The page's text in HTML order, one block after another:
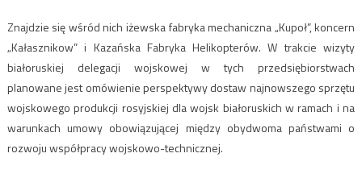
Znajdzie się wśród nich iżewska fabryka mechaniczna „Kupoł”, koncern
„Kałasznikow” i Kazańska Fabryka Helikopterów. W trakcie wizyty
białoruskiej delegacji wojskowej w tych przedsiębiorstwach
planowane jest omówienie perspektywy dostaw najnowszego sprzętu
wojskowego produkcji rosyjskiej dla wojsk białoruskich w ramach i na
warunkach umowy obowiązującej między obydwoma państwami o
rozwoju współpracy wojskowo-technicznej.